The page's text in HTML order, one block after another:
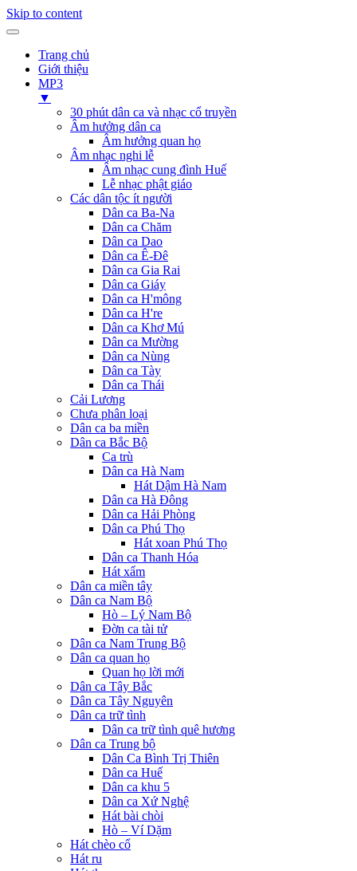
Skip to content
Trang chủ
Giới thiệu
MP3
▼
30 phút dân ca và nhạc cổ truyền
Âm hưởng dân ca
Âm hưởng quan họ
Âm nhạc nghi lễ
Âm nhạc cung đình Huế
Lễ nhạc phật giáo
Các dân tộc ít người
Dân ca Ba-Na
Dân ca Chăm
Dân ca Dao
Dân ca Ê-Đê
Dân ca Gia Rai
Dân ca Giáy
Dân ca H'mông
Dân ca H're
Dân ca Khơ Mú
Dân ca Mường
Dân ca Nùng
Dân ca Tày
Dân ca Thái
Cải Lương
Chưa phân loại
Dân ca ba miền
Dân ca Bắc Bộ
Ca trù
Dân ca Hà Nam
Hát Dậm Hà Nam
Dân ca Hà Đông
Dân ca Hải Phòng
Dân ca Phú Thọ
Hát xoan Phú Thọ
Dân ca Thanh Hóa
Hát xẩm
Dân ca miền tây
Dân ca Nam Bộ
Hò – Lý Nam Bộ
Đờn ca tài tử
Dân ca Nam Trung Bộ
Dân ca quan họ
Quan họ lời mới
Dân ca Tây Bắc
Dân ca Tây Nguyên
Dân ca trữ tình
Dân ca trữ tình quê hương
Dân ca Trung bộ
Dân Ca Bình Trị Thiên
Dân ca Huế
Dân ca khu 5
Dân ca Xứ Nghệ
Hát bài chòi
Hò – Ví Dặm
Hát chèo cổ
Hát ru